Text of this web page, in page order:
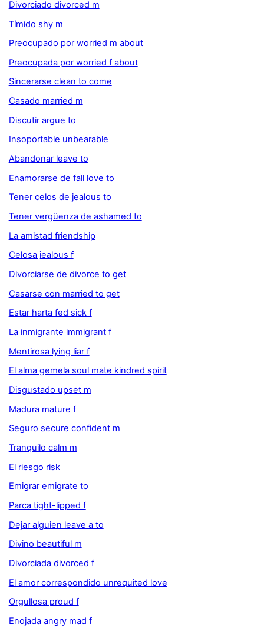
Divorciado divorced m
Tímido shy m
Preocupado por worried m about
Preocupada por worried f about
Sincerarse clean to come
Casado married m
Discutir argue to
Insoportable unbearable
Abandonar leave to
Enamorarse de fall love to
Tener celos de jealous to
Tener vergüenza de ashamed to
La amistad friendship
Celosa jealous f
Divorciarse de divorce to get
Casarse con married to get
Estar harta fed sick f
La inmigrante immigrant f
Mentirosa lying liar f
El alma gemela soul mate kindred spirit
Disgustado upset m
Madura mature f
Seguro secure confident m
Tranquilo calm m
El riesgo risk
Emigrar emigrate to
Parca tight-lipped f
Dejar alguien leave a to
Divino beautiful m
Divorciada divorced f
El amor correspondido unrequited love
Orgullosa proud f
Enojada angry mad f